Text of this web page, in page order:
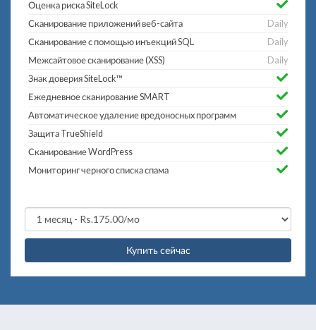
Оценка риска SiteLock
Сканирование приложений веб-сайта
Daily
Сканирование с помощью инъекций SQL
Daily
Межсайтовое сканирование (XSS)
Daily
Знак доверия SiteLock™
Ежедневное сканирование SMART
Автоматическое удаление вредоносных программ
Защита TrueShield
Сканирование WordPress
Мониторинг черного списка спама
Купить сейчас